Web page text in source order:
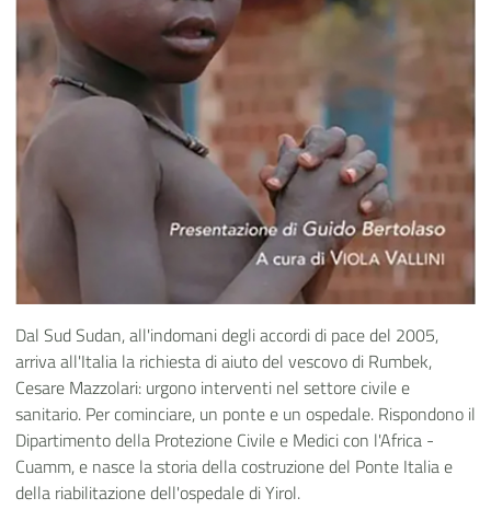
Dal Sud Sudan, all'indomani degli accordi di pace del 2005,
arriva all'Italia la richiesta di aiuto del vescovo di Rumbek,
Cesare Mazzolari: urgono interventi nel settore civile e
sanitario. Per cominciare, un ponte e un ospedale. Rispondono il
Dipartimento della Protezione Civile e Medici con l'Africa -
Cuamm, e nasce la storia della costruzione del Ponte Italia e
della riabilitazione dell'ospedale di Yirol.